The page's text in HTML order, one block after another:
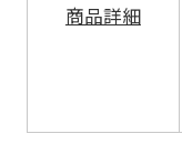
商品詳細